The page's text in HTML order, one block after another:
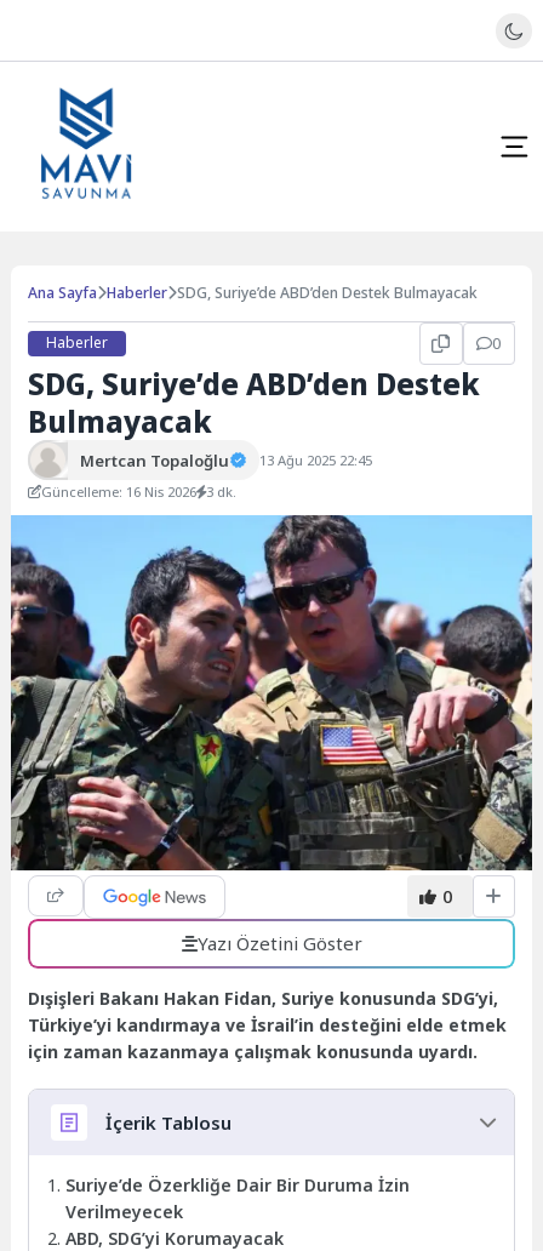
Ana Sayfa Haberler SDG, Suriye’de ABD’den Destek Bulmayacak
Haberler 0
SDG, Suriye’de ABD’den Destek
Bulmayacak
Mertcan Topaloğlu
13 Ağu 2025 22:45
Güncelleme: 16 Nis 2026 3 dk.
0
Yazı Özetini Göster
Dışişleri Bakanı Hakan Fidan, Suriye konusunda SDG’yi,
Türkiye’yi kandırmaya ve İsrail’in desteğini elde etmek
için zaman kazanmaya çalışmak konusunda uyardı.
İçerik Tablosu
Suriye’de Özerkliğe Dair Bir Duruma İzin
Verilmeyecek
ABD, SDG’yi Korumayacak